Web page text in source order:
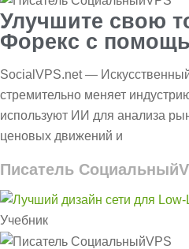
Улучшите свою
Форекс с
скорость и
SocialVPS.net —
стремительно меняет
используют ИИ для анализа
ценовых движений и
Писатель
Учебник